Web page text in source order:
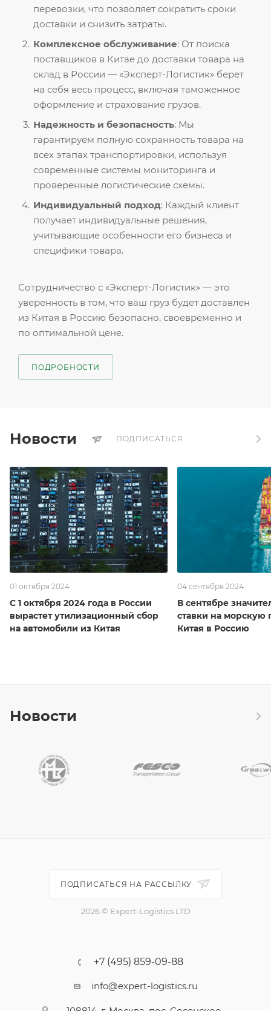
перевозки, что позволяет сократить сроки
доставки и снизить затраты.
Комплексное обслуживание: От поиска
поставщиков в Китае до доставки товара на
склад в России — «Эксперт-Логистик» берет
на себя весь процесс, включая таможенное
оформление и страхование грузов.
Надежность и безопасность: Мы
гарантируем полную сохранность товара на
всех этапах транспортировки, используя
современные системы мониторинга и
проверенные логистические схемы.
Индивидуальный подход: Каждый клиент
получает индивидуальные решения,
учитывающие особенности его бизнеса и
специфики товара.
Сотрудничество с «Эксперт-Логистик» — это
уверенность в том, что ваш груз будет доставлен
из Китая в Россию безопасно, своевременно и
по оптимальной цене.
ПОДРОБНОСТИ
Новости ПОДПИСАТЬСЯ
01 октября 2024
С 1 октября 2024 года в России
вырастет утилизационный сбор
на автомобили из Китая
04 сентября 2024
В сентябре
ставки на морскую
Китая в Россию
Новости
ПОДПИСАТЬСЯ НА РАССЫЛКУ
2026 © Expert-Logistics LTD
+7 (495) 859-09-88
info@expert-logistics.ru